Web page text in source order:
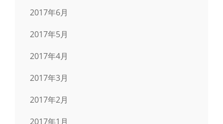
2017年6月
2017年5月
2017年4月
2017年3月
2017年2月
2017年1月